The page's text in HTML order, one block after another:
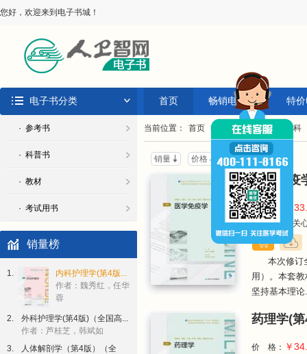
您好，欢迎来到电子书城！
电子书分类 首页 畅销电子书 特
· 参考书
· 科普书
· 教材
· 考试用书
销量榜
1.
内科护理学(第4版...
作者：魏秀红，任华
蓉
2.
外科护理学(第4版)（全国高...
作者：芦桂芝，韩斌如
3.
人体解剖学（第4版）（全
当前位置： 首页 > 教材 > 成教 专科
销量 价格 上架时间
医学免疫
价 格： ￥
作 者：沈关
本次修订
用）。本套
坚持基本理
药理学(
价 格： ￥